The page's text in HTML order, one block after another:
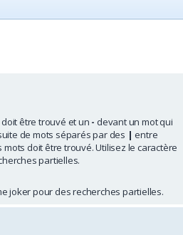
être trouvé et un - devant un mot qui
de mots séparés par des | entre
doit être trouvé. Utilisez le caractère
partielles.
joker pour des recherches partielles.